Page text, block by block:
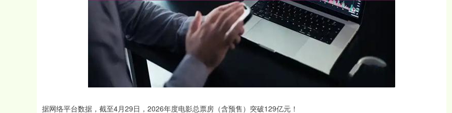
据网络平台数据，截至4月29日，2026年度电影总票房（含预售）突破129亿元！
深证成指 14311.01 200.89 1.42% 沪深300 4694.44 43.13